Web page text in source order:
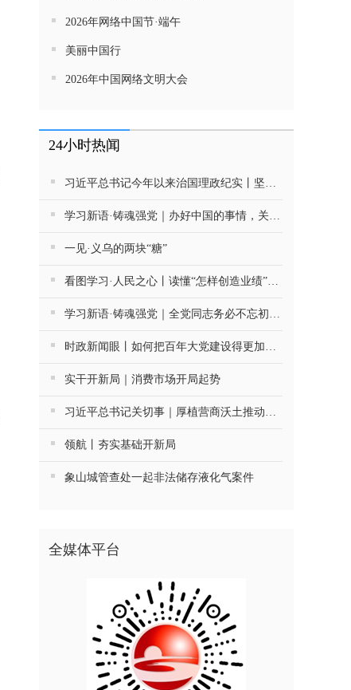
2026年网络中国节·端午
美丽中国行
2026年中国网络文明大会
24小时热闻
习近平总书记今年以来治国理政纪实丨坚定不移推动高质量发展 努力实现“十五五”良好开局
学习新语·铸魂强党｜办好中国的事情，关键在党
一见·义乌的两块“糖”
看图学习·人民之心丨读懂“怎样创造业绩”的实干路径
学习新语·铸魂强党｜全党同志务必不忘初心、牢记使命
时政新闻眼丨如何把百年大党建设得更加坚强有力？总书记这样部署
实干开新局｜消费市场开局起势
习近平总书记关切事｜厚植营商沃土推动东北全面振兴
领航丨夯实基础开新局
象山城管查处一起非法储存液化气案件
全媒体平台